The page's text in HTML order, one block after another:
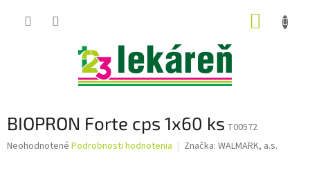
BIOPRON Forte cps 1x60 ks T00572
Priemerné
Neohodnotené Podrobnosti hodnotenia Značka: WALMARK, a.s.